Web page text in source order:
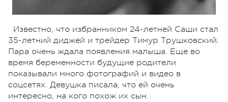
Известно, что избранником 24-летней Саши стал
35-летний диджей и трейдер Тимур Трушковский.
Пара очень ждала появления малыша. Еще во
время беременности будущие родители
показывали много фотографий и видео в
соцсетях. Девушка писала, что ей очень
интересно, на кого похож их сын.